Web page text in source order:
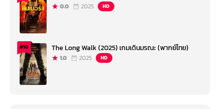
0.0 2025 HD
#10 The Long Walk (2025) เกมเดินมรณะ (พากย์ไทย)
1.0 2025 HD